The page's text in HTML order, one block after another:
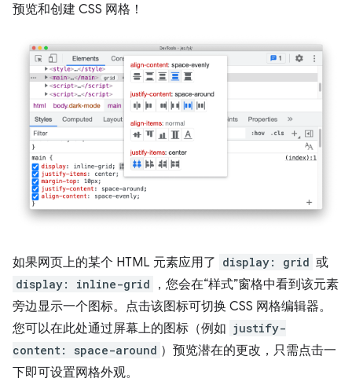
预览和创建 CSS 网格！
如果网页上的某个 HTML 元素应用了 display: grid 或
display: inline-grid
，您会在“样式”窗格中看到该元素
旁边显示一个图标。点击该图标可切换 CSS 网格编辑器。
您可以在此处通过屏幕上的图标（例如 justify-
content: space-around ）预览潜在的更改，只需点击一
下即可设置网格外观。